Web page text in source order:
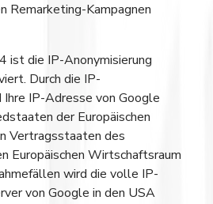
Remarketing-Kampagnen
ist die IP-Anonymisierung
Durch die IP-
Ihre IP-Adresse von Google
der Europäischen
Vertragsstaaten des
Europäischen Wirtschaftsraum
wird die volle IP-
von Google in den USA